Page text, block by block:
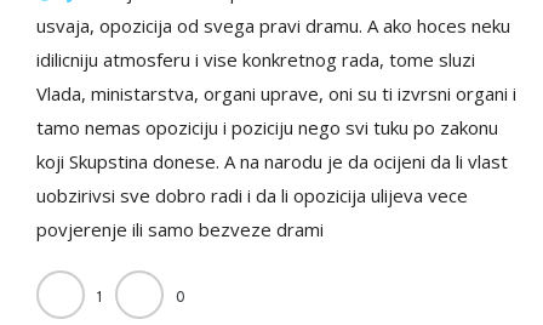
usvaja, opozicija od svega pravi dramu. A ako hoces neku
idilicniju atmosferu i vise konkretnog rada, tome sluzi
Vlada, ministarstva, organi uprave, oni su ti izvrsni organi i
tamo nemas opoziciju i poziciju nego svi tuku po zakonu
koji Skupstina donese. A na narodu je da ocijeni da li vlast
uobzirivsi sve dobro radi i da li opozicija ulijeva vece
povjerenje ili samo bezveze drami
1 0